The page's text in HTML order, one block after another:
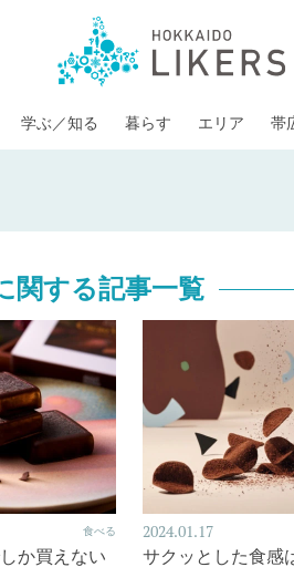
学ぶ／知る 暮らす エリア 帯
関する記事一覧
食べる
か買えない
2024.01.17
サクッとした食感